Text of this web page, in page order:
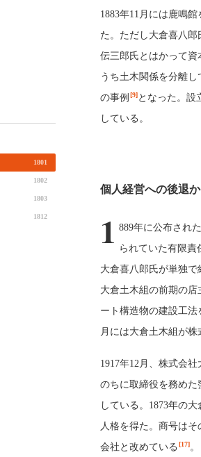
1801
1802
1803
1812
1883年11月には鹿鳴館
た。ただし大倉喜八郎
伝三郎氏とはかって資
うち土木関係を分離
の事例 [9]となった。設
している。
個人経営への後退
1 889年に公布され
られていた有限責
大倉喜八郎氏が単独で
大倉土木組の前期の
ート構造物の建設工法
月には大倉土木組が
1917年12月、株式会
のちに取締役を務めた
している。1873年の
人格を得た。商号はそ
会社と改めている [17]。